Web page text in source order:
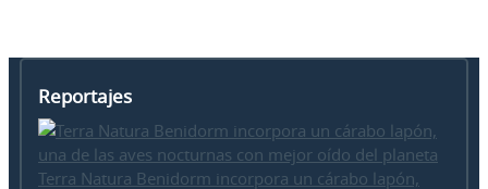
Reportajes
Terra Natura Benidorm incorpora un cárabo lapón,